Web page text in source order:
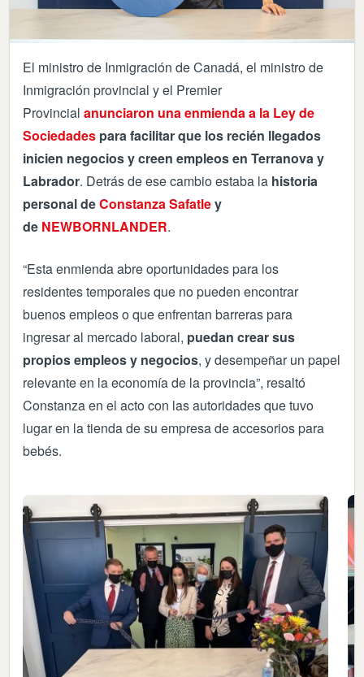
El ministro de Inmigración de Canadá, el ministro de
Inmigración provincial y el Premier
Provincial anunciaron una enmienda a la Ley de
Sociedades para facilitar que los recién llegados
inicien negocios y creen empleos en Terranova y
Labrador. Detrás de ese cambio estaba la historia
personal deConstanza Safatley
de NEWBORNLANDER.
“Esta enmienda abre oportunidades para los
residentes temporales que no pueden encontrar
buenos empleos o que enfrentan barreras para
ingresar al mercado laboral, puedan crear sus
propios empleos y negocios, y desempeñar un papel
relevante en la economía de la provincia”, resaltó
Constanza en el acto con las autoridades que tuvo
lugar en la tienda de su empresa de accesorios para
bebés.